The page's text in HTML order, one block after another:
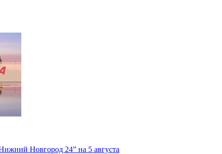
Новгород 24” на 5 августа